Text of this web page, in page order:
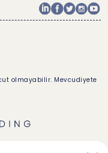
olmayabilir. Mevcudiyete